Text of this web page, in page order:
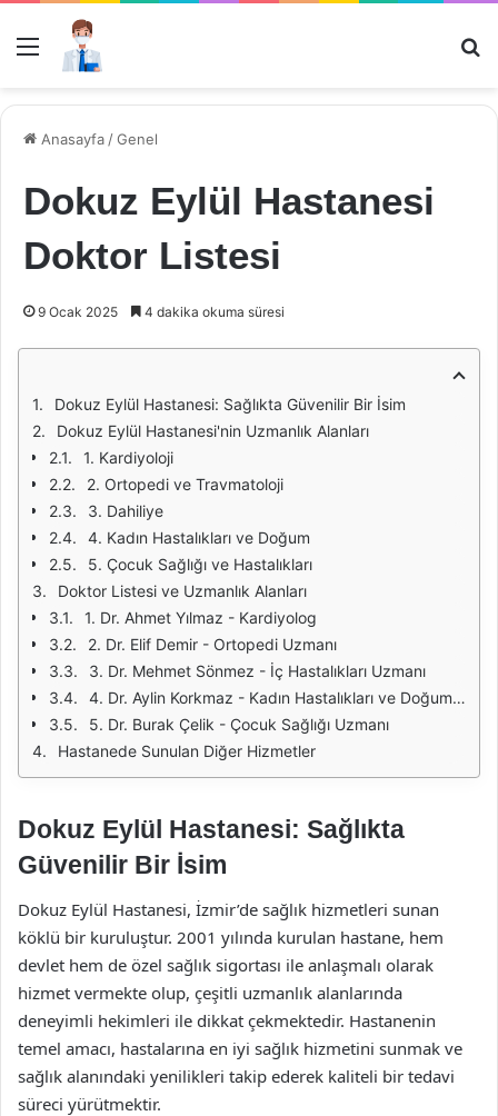
Menü
Anasayfa /Genel
Dokuz Eylül Hastanesi
Doktor Listesi
9 Ocak 2025 4 dakika okuma süresi
Dokuz Eylül Hastanesi: Sağlıkta Güvenilir Bir İsim
Dokuz Eylül Hastanesi'nin Uzmanlık Alanları
1. Kardiyoloji
2. Ortopedi ve Travmatoloji
3. Dahiliye
4. Kadın Hastalıkları ve Doğum
5. Çocuk Sağlığı ve Hastalıkları
Doktor Listesi ve Uzmanlık Alanları
1. Dr. Ahmet Yılmaz - Kardiyolog
2. Dr. Elif Demir - Ortopedi Uzmanı
3. Dr. Mehmet Sönmez - İç Hastalıkları Uzmanı
4. Dr. Aylin Korkmaz - Kadın Hastalıkları ve Doğum Uzmanı
5. Dr. Burak Çelik - Çocuk Sağlığı Uzmanı
Hastanede Sunulan Diğer Hizmetler
Dokuz Eylül Hastanesi: Sağlıkta
Güvenilir Bir İsim
Dokuz Eylül Hastanesi, İzmir’de sağlık hizmetleri sunan
köklü bir kuruluştur. 2001 yılında kurulan hastane, hem
devlet hem de özel sağlık sigortası ile anlaşmalı olarak
hizmet vermekte olup, çeşitli uzmanlık alanlarında
deneyimli hekimleri ile dikkat çekmektedir. Hastanenin
temel amacı, hastalarına en iyi sağlık hizmetini sunmak ve
sağlık alanındaki yenilikleri takip ederek kaliteli bir tedavi
süreci yürütmektir.